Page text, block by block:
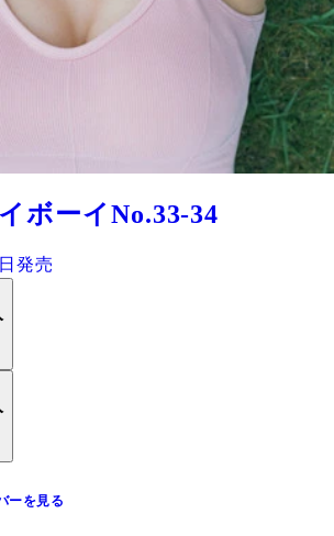
ボーイNo.33-34
発売
ーを見る